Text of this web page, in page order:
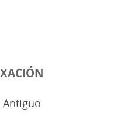
Antiguo